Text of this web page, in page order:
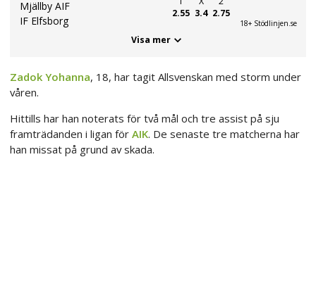
Mjällby AIF
IF Elfsborg
2.55 3.4 2.75
18+ Stödlinjen.se
Visa mer
Zadok Yohanna, 18, har tagit Allsvenskan med storm under
våren.
Hittills har han noterats för två mål och tre assist på sju
framträdanden i ligan för AIK. De senaste tre matcherna har
han missat på grund av skada.